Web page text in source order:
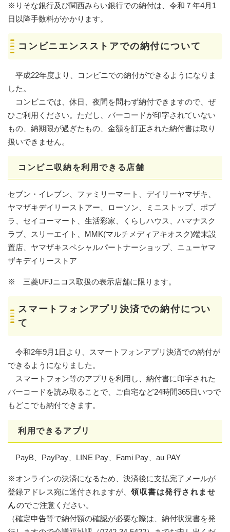
※りそな銀行及び関西みらい銀行での納付は、令和７年4月1
日以降手数料がかかります。
コンビニエンスストアでの納付について
平成22年度より、コンビニでの納付ができるようになりま
した。
コンビニでは、休日、夜間を問わず納付できますので、ぜ
ひご利用ください。ただし、バーコードが印字されていない
もの、納期限が過ぎたもの、金額を訂正された納付書は取り
扱いできません。
コンビニ収納を利用できる店舗
セブン・イレブン、ファミリーマート、デイリーヤマザキ、
ヤマザキデイリーストアー、ローソン、ミニストップ、ポプ
ラ、セイコーマート、生活彩家、くらしハウス、ハマナスク
ラブ、スリーエイト、MMK(マルチメディアキオスク)端末設
置店、ヤマザキスペシャルパートナーショップ、ニューヤマ
ザキデイリーストア
※ 三菱UFJニコス取扱の表示店舗に限ります。
​スマートフォンアプリ決済での納付につい
て
令和2年9月1日より、スマートフォンアプリ決済での納付が
できるようになりました。
スマートフォン等のアプリを利用し、納付書に印字された
バーコードを読み取ることで、ご自宅など24時間365日いつで
もどこでも納付できます。
利用できるアプリ
PayB、PayPay、LINE Pay、Fami Pay、au PAY
※オンラインの決済になるため、決済後に支払完了メールが
登録アドレス宛に送付されますが、 領収書は発行されませ
んのでご注意ください。
（確定申告等で納付額の確認が必要な際は、納付状況書を発